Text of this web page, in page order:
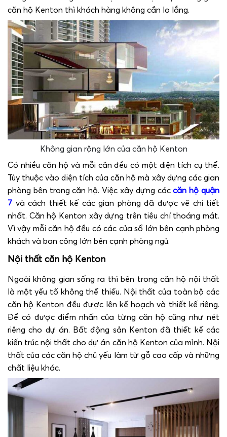
căn hộ Kenton thì khách hàng không cần lo lắng.
Không gian rộng lớn của căn hộ Kenton
Có nhiều căn hộ và mỗi căn đều có một diện tích cụ thể.
Tùy thuộc vào diện tích của căn hộ mà xây dựng các gian
phòng bên trong căn hộ. Việc xây dựng cáccăn hộ quận
7 và cách thiết kế các gian phòng đã được vẽ chi tiết
nhất. Căn hộ Kenton xây dựng trên tiêu chí thoáng mát.
Vì vậy mỗi căn hộ đều có các của sổ lớn bên cạnh phòng
khách và ban công lớn bên cạnh phòng ngủ.
Nội thất căn hộ Kenton
Ngoài không gian sống ra thì bên trong căn hộ nội thất
là một yếu tố không thể thiếu. Nội thất của toàn bộ các
căn hộ Kenton đều được lên kế hoạch và thiết kế riêng.
Để có được điểm nhấn của từng căn hộ cũng như nét
riêng cho dự án. Bất động sản Kenton đã thiết kế các
kiến trúc nội thất cho dự án căn hộ Kenton của mình. Nội
thất của các căn hộ chủ yếu làm từ gỗ cao cấp và những
chất liệu khác.